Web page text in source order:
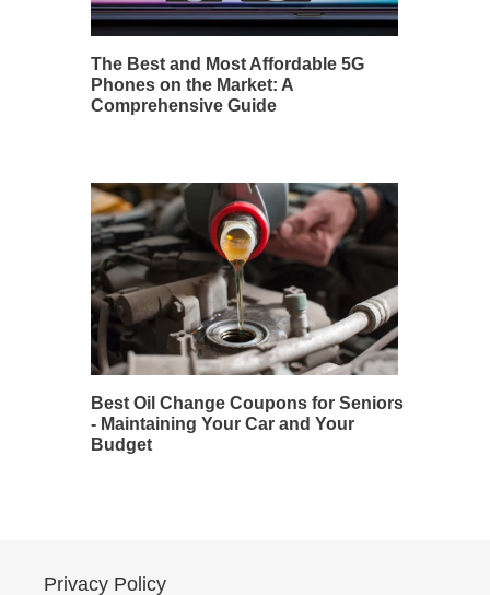
The Best and Most Affordable 5G
Phones on the Market: A
Comprehensive Guide
Best Oil Change Coupons for Seniors
- Maintaining Your Car and Your
Budget
Privacy Policy